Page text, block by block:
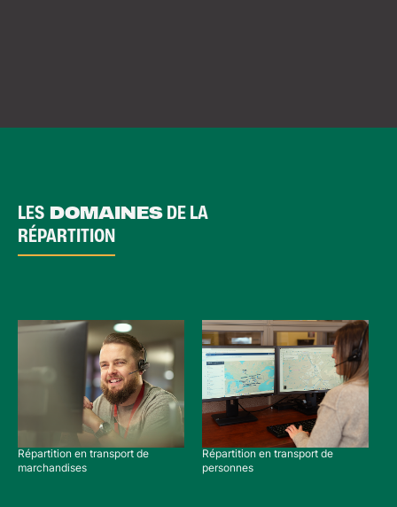
LES DOMAINES DE LA
RÉPARTITION
Répartition en transport de
marchandises
Répartition en transport de
personnes